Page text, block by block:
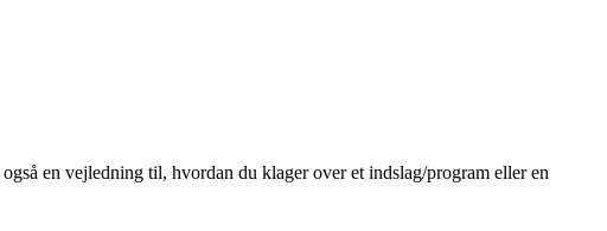
en vejledning til, hvordan du klager over et indslag/program eller en